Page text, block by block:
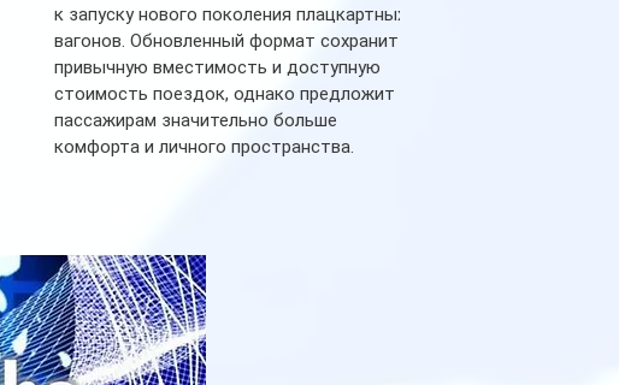
к запуску нового поколения плацкартных
вагонов. Обновленный формат сохранит
привычную вместимость и доступную
стоимость поездок, однако предложит
пассажирам значительно больше
комфорта и личного пространства.
индивидуальные шторки у каждого
спального места. Они позволят
пассажирам закрыть свою полку во
время сна или отдыха, создав ощуще